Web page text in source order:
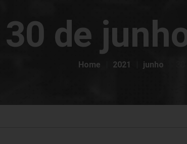
30 de
Home 2021 junho